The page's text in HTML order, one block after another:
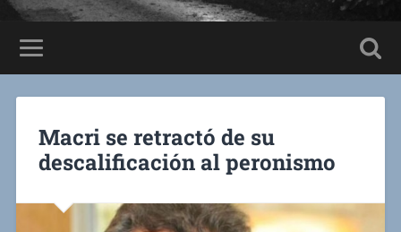
Macri se retractó de su
descalificación al peronismo